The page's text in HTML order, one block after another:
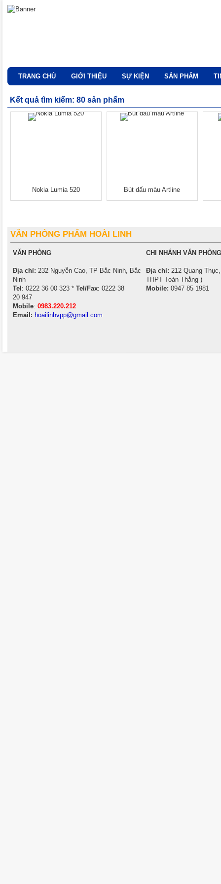
TRANG CHỦ GIỚI THIỆU SỰ KIỆN SẢN PHẨM
Kết quả tìm kiếm: 80 sản phẩm
Nokia Lumia 520 Bút dấu màu Artline
VĂN PHÒNG PHẨM HOÀI LINH
VĂN PHÒNG
Địa chỉ: 232 Nguyễn Cao, TP Bắc Ninh, Bắc
Ninh
Tel : 0222 36 00 323 * Tel/Fax: 0222 38
20 947
Mobile: 0983.220.212
Email: hoailinhvpp@gmail.com
CHI NHÁNH VĂN
Địa chỉ: 212 Quang
THPT Toàn Thắng )
Mobile: 0947 85 1981